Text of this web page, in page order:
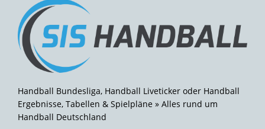
Handball Bundesliga, Handball Liveticker oder Handball
Ergebnisse, Tabellen & Spielpläne » Alles rund um
Handball Deutschland